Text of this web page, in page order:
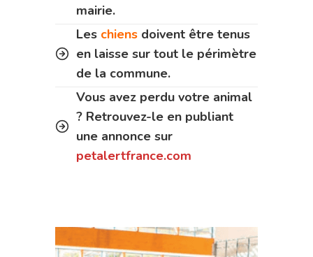
mairie.
Les chiens doivent être tenus
en laisse sur tout le périmètre
de la commune.
Vous avez perdu votre animal
? Retrouvez-le en publiant
une annonce sur
petalertfrance.com